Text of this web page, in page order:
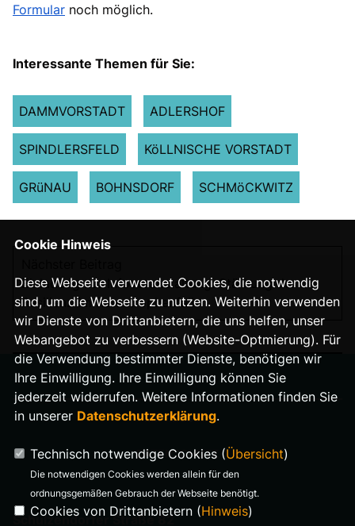
Formular noch möglich.
Interessante Themen für Sie:
DAMMVORSTADT ADLERSHOF
SPINDLERSFELD KöLLNISCHE VORSTADT
GRüNAU BOHNSDORF SCHMöCKWITZ
Einladung zur Infoveranstaltung: Stärkung der
Resilienz im Katastrophenfall
IMPRESSUM
DATENSCHUTZ
Schulzendorfer Straße 82
Cookie Hinweis
Diese Webseite verwendet Cookies, die notwendig
sind, um die Webseite zu nutzen. Weiterhin verwenden
wir Dienste von Drittanbietern, die uns helfen, unser
Webangebot zu verbessern (Website-Optmierung). Für
die Verwendung bestimmter Dienste, benötigen wir
Ihre Einwilligung. Ihre Einwilligung können Sie
jederzeit widerrufen. Weitere Informationen finden Sie
in unserer Datenschutzerklärung.
Technisch notwendige Cookies (Übersicht)
Die notwendigen Cookies werden allein für den
ordnungsgemäßen Gebrauch der Webseite benötigt.
Cookies von Drittanbietern (Hinweis)